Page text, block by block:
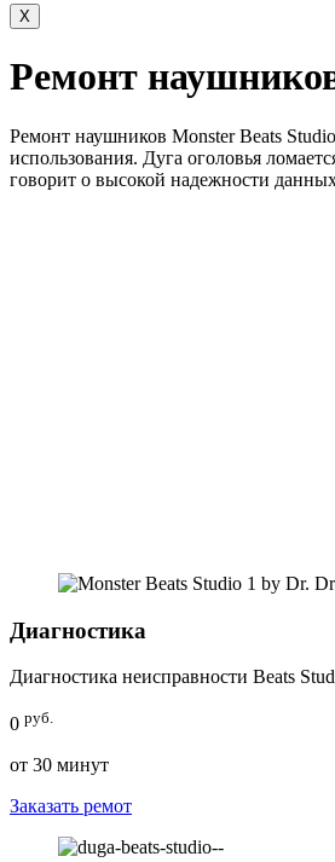
X
Ремонт
Ремонт наушников Monster Beats
использования. Дуга оголовья
говорит о высокой надежности
Диагностика
Диагностика неисправности Beats
0 руб.
от 30 минут
Заказать ремот